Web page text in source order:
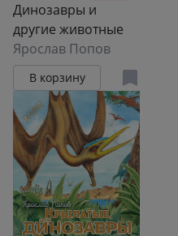
Динозавры и
другие животные
Ярослав Попов
В корзину